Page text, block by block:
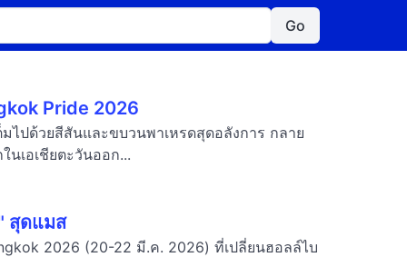
Go
Pride 2026
ไปด้วยสีสันและขบวนพาเหรดสุดอลังการ กลาย
นเอเชียตะวันออก...
สุดแมส
2026 (20-22 มี.ค. 2026) ที่เปลี่ยนฮอลล์ไบ